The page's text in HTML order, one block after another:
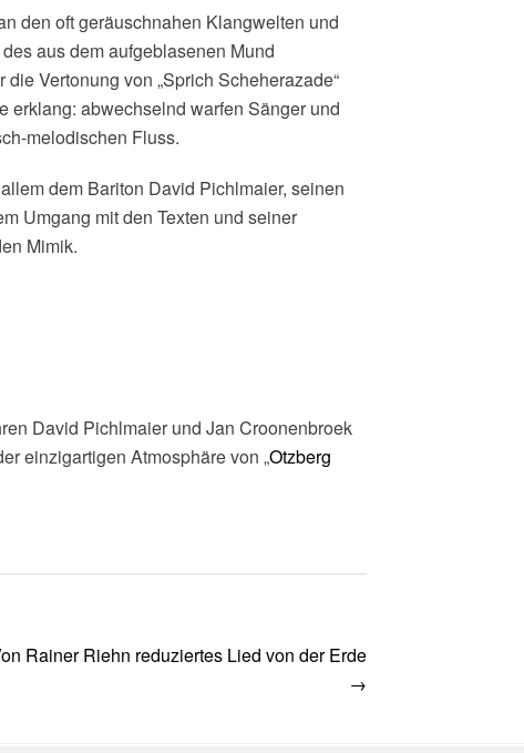
den oft geräuschnahen Klangwelten und
aus dem aufgeblasenen Mund
Vertonung von „Sprich Scheherazade“
erklang: abwechselnd warfen Sänger und
melodischen Fluss.
dem Bariton David Pichlmaier, seinen
Umgang mit den Texten und seiner
Mimik.
David Pichlmaier und Jan Croonenbroek
einzigartigen Atmosphäre von „Otzberg
Rainer Riehn reduziertes Lied von der Erde
→